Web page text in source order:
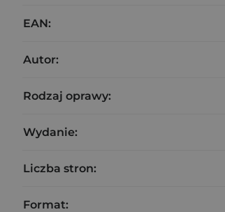
EAN:
Autor:
Rodzaj oprawy:
Wydanie:
Liczba stron:
Format: